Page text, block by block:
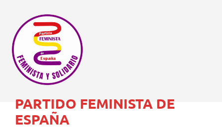
PARTIDO FEMINISTA DE
ESPAÑA